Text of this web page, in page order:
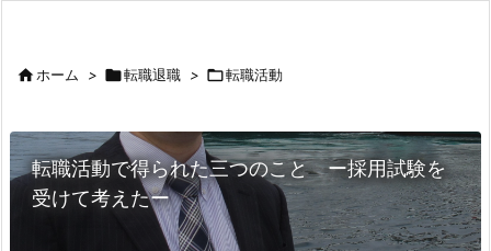
ホーム > 転職退職 > 転職活動
転職活動で得られた三つのこと ー採用試験を
受けて考えたー